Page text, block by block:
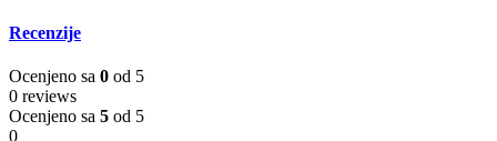
Recenzije
Ocenjeno sa 0 od 5
0 reviews
Ocenjeno sa 5 od 5
0